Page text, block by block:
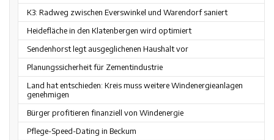
K3: Radweg zwischen Everswinkel und Warendorf saniert
Heidefläche in den Klatenbergen wird optimiert
Sendenhorst legt ausgeglichenen Haushalt vor
Planungssicherheit für Zementindustrie
Land hat entschieden: Kreis muss weitere Windenergieanlagen
genehmigen
Bürger profitieren finanziell von Windenergie
Pflege-Speed-Dating in Beckum